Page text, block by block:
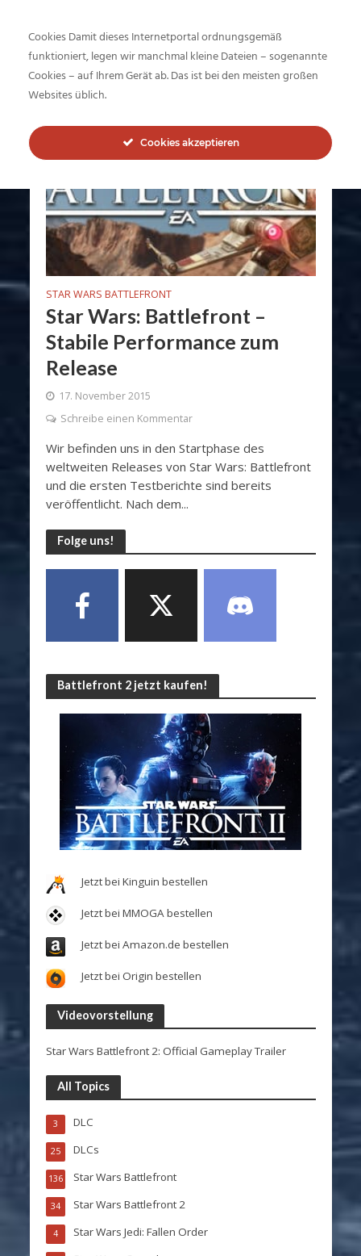
Tag - Tunning
STAR WARS BATTLEFRONT
Star Wars: Battlefront –
Stabile Performance zum
Release
17. November 2015
Schreibe einen Kommentar
Wir befinden uns in den Startphase des
weltweiten Releases von Star Wars: Battlefront
und die ersten Testberichte sind bereits
veröffentlicht. Nach dem...
Folge uns!
Battlefront 2 jetzt kaufen!
Jetzt bei Kinguin bestellen
Jetzt bei MMOGA bestellen
Jetzt bei Amazon.de bestellen
Jetzt bei Origin bestellen
Videovorstellung
Star Wars Battlefront 2: Official Gameplay Trailer
All Topics
DLC
3
DLCs
25
Star Wars Battlefront
136
Star Wars Battlefront 2
34
Star Wars Jedi: Fallen Order
4
Cookies Damit dieses Internetportal ordnungsgemäß
funktioniert, legen wir manchmal kleine Dateien – sogenannte
Cookies – auf Ihrem Gerät ab. Das ist bei den meisten großen
Websites üblich.
Cookies akzeptieren